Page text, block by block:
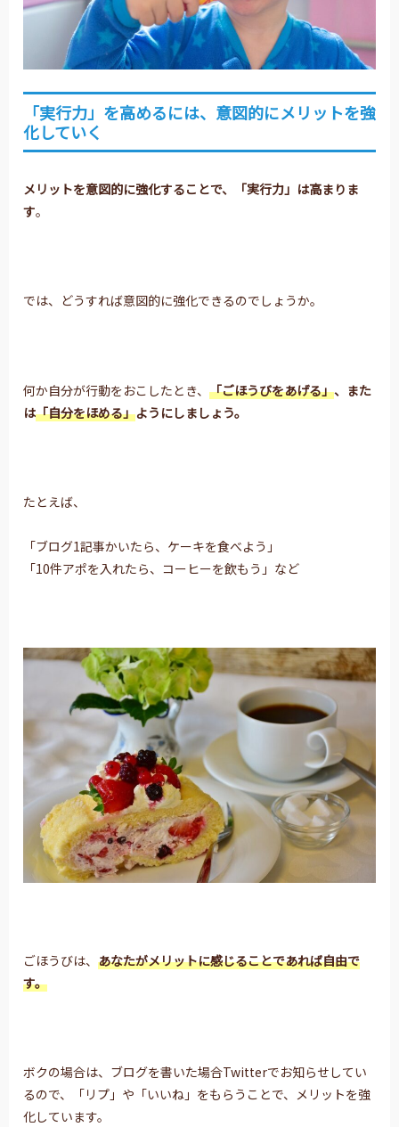
「実行力」を高めるには、意図的にメリットを強
化していく
メリットを意図的に強化することで、「実行力」は高まりま
す。
では、どうすれば意図的に強化できるのでしょうか。
何か自分が行動をおこしたとき、 「ごほうびをあげる」、また
は「自分をほめる」ようにしましょう。
たとえば、
「ブログ1記事かいたら、ケーキを食べよう」
「10件アポを入れたら、コーヒーを飲もう」など
ごほうびは、 あなたがメリットに感じることであれば自由で
す。
ボクの場合は、ブログを書いた場合Twitterでお知らせしてい
るので、「リプ」や「いいね」をもらうことで、メリットを強
化しています。